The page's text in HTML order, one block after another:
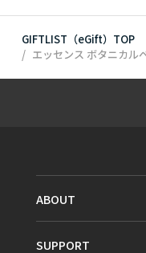
GIFTLIST（eGift）TOP
エッセンス ボタニカル
ABOUT
SUPPORT